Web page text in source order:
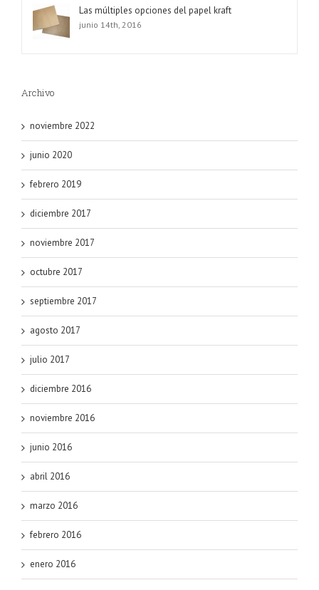
Las múltiples opciones del papel kraft
junio 14th, 2016
Archivo
noviembre 2022
junio 2020
febrero 2019
diciembre 2017
noviembre 2017
octubre 2017
septiembre 2017
agosto 2017
julio 2017
diciembre 2016
noviembre 2016
junio 2016
abril 2016
marzo 2016
febrero 2016
enero 2016